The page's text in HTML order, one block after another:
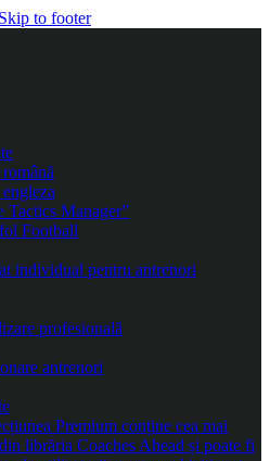
to footer
Tactics Manager”
Football
individual pentru antrenori
profesională
antrenori
Premium conține cea mai
librăria Coaches Ahead și poate fi